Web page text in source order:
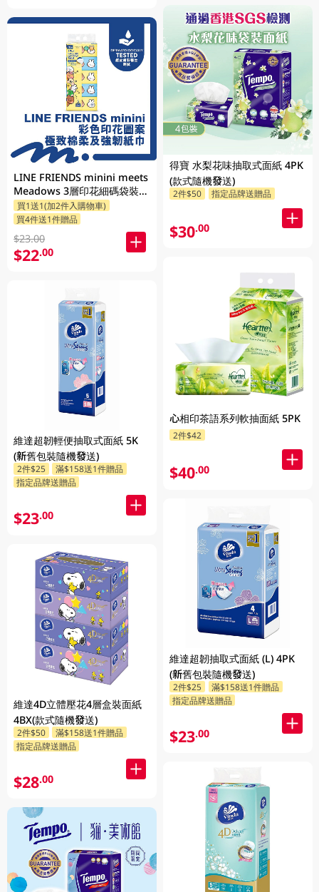
LINE FRIENDS minini meets
Meadows 3層印花細碼袋裝面
紙 110張 x 5包 (包裝隨機發送)
買1送1(加2件入購物車)
買4件送1件贈品
$23.00
$22.00
維達超韌輕便抽取式面紙 5K
(新舊包裝隨機發送)
2件$25
滿$158送1件贈品
指定品牌送贈品
$23.00
維達4D立體壓花4層盒裝面紙
4BX(款式隨機發送)
2件$50
滿$158送1件贈品
指定品牌送贈品
$28.00
得寶 水梨花味抽取式面紙 4PK
(款式隨機發送)
2件$50 指定品牌送贈品
$30.00
心相印茶語系列軟抽面紙 5PK
2件$42
$40.00
維達超韌抽取式面紙 (L) 4PK
(新舊包裝隨機發送)
2件$25
滿$158送1件贈品
指定品牌送贈品
$23.00